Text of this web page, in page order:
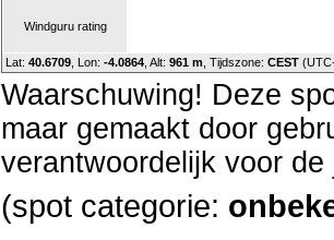
Windguru rating
Lat: 40.6709 , Lon: -4.0864 Alt: 961 m , Tijdszone: CEST
Waarschuwing! Deze
maar gemaakt door
verantwoordelijk voor
(spot categorie: